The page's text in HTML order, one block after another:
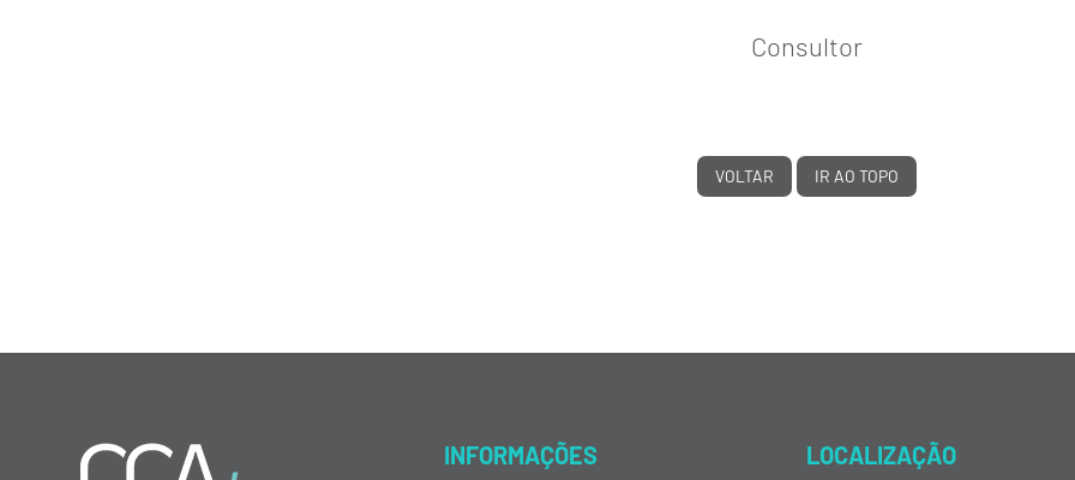
Consultor
VOLTAR IR AO TOPO
INFORMAÇÕES LOCALIZAÇÃO